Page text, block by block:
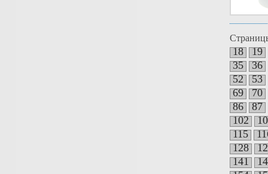
18
19
35
36
52
53
69
70
86
87
102
115
128
141